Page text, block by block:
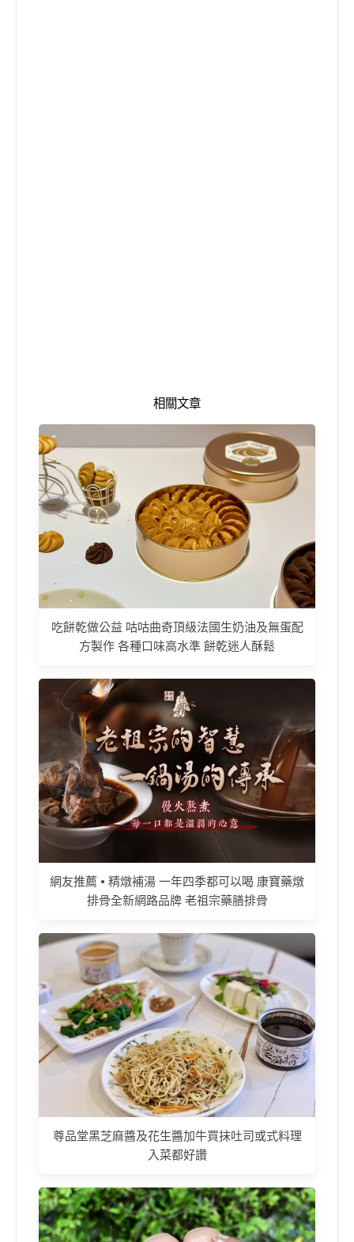
相關文章
吃餅乾做公益 咕咕曲奇頂級法國生奶油及無蛋配
方製作 各種口味高水準 餅乾迷人酥鬆
網友推薦 • 精燉補湯 一年四季都可以喝 康寶藥燉
排骨全新網路品牌 老祖宗藥膳排骨
尊品堂黑芝麻醬及花生醬加牛買抹吐司或式料理
入菜都好讚